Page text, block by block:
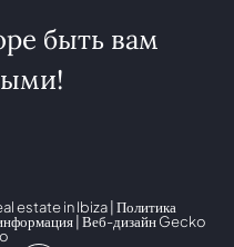
быть вам
estate in Ibiza | Политика
| Веб-дизайнGecko